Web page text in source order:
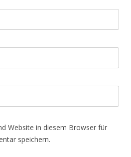
Website in diesem Browser für
speichern.